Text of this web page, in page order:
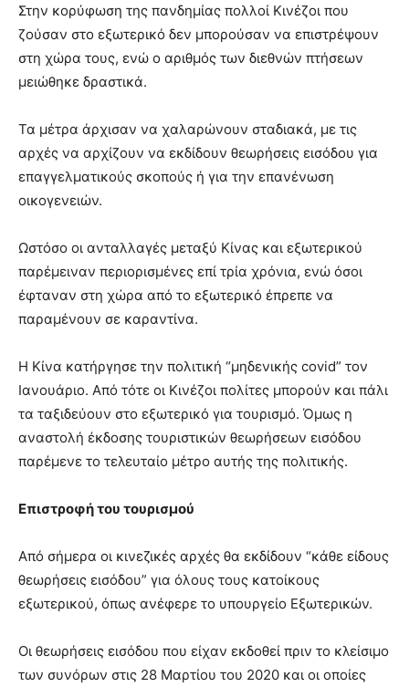
Στην κορύφωση της πανδημίας πολλοί Κινέζοι που
ζούσαν στο εξωτερικό δεν μπορούσαν να επιστρέψουν
στη χώρα τους, ενώ ο αριθμός των διεθνών πτήσεων
μειώθηκε δραστικά.
Τα μέτρα άρχισαν να χαλαρώνουν σταδιακά, με τις
αρχές να αρχίζουν να εκδίδουν θεωρήσεις εισόδου για
επαγγελματικούς σκοπούς ή για την επανένωση
οικογενειών.
Ωστόσο οι ανταλλαγές μεταξύ Κίνας και εξωτερικού
παρέμειναν περιορισμένες επί τρία χρόνια, ενώ όσοι
έφταναν στη χώρα από το εξωτερικό έπρεπε να
παραμένουν σε καραντίνα.
Η Κίνα κατήργησε την πολιτική “μηδενικής covid” τον
Ιανουάριο. Από τότε οι Κινέζοι πολίτες μπορούν και πάλι
τα ταξιδεύουν στο εξωτερικό για τουρισμό. Όμως η
αναστολή έκδοσης τουριστικών θεωρήσεων εισόδου
παρέμενε το τελευταίο μέτρο αυτής της πολιτικής.
Επιστροφή του τουρισμού
Από σήμερα οι κινεζικές αρχές θα εκδίδουν “κάθε είδους
θεωρήσεις εισόδου” για όλους τους κατοίκους
εξωτερικού, όπως ανέφερε το υπουργείο Εξωτερικών.
Οι θεωρήσεις εισόδου που είχαν εκδοθεί πριν το κλείσιμο
των συνόρων στις 28 Μαρτίου του 2020 και οι οποίες